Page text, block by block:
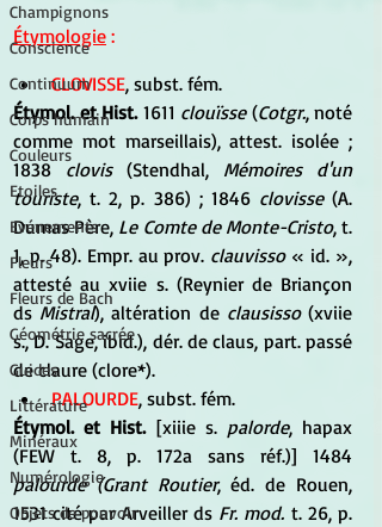
Champignons
Conscience
Continuum
Corps humain
Couleurs
Etoiles
Evénements
Fleurs
Fleurs de Bach
Géométrie sacrée
Guides
Littérature
Minéraux
Numérologie
Objets de pouvoir
Étymologie :
CLOVISSE, subst. fém.
Étymol. et Hist. 1611 clouïsse (Cotgr., noté
comme mot marseillais), attest. isolée ;
1838 clovis (Stendhal, Mémoires d'un
touriste, t. 2, p. 386) ; 1846 clovisse (A.
Dumas Père, Le Comte de Monte-Cristo, t.
1, p. 48). Empr. au prov. clauvisso « id. »,
attesté au xviie s. (Reynier de Briançon
ds Mistral), altération de clausisso (xviie
s., D. Sage, ibid.), dér. de claus, part. passé
de claure (clore*).
PALOURDE, subst. fém.
Étymol. et Hist. [xiiie s. palorde, hapax
palourde (Grant Routier, éd. de Rouen,
1531 cité par Arveiller ds Fr. mod. t. 26, p.